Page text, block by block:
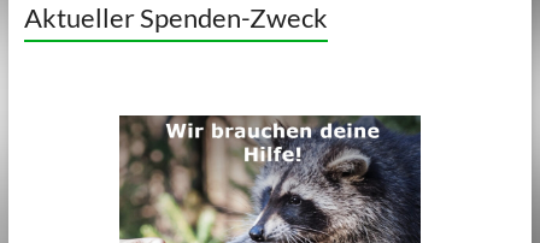
Aktueller Spenden-Zweck